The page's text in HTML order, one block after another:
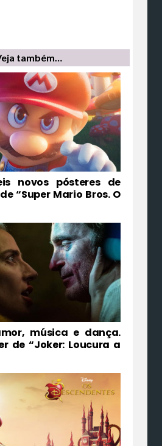
também…
novos pósteres de
“Super Mario Bros. O
música e dança.
de “Joker: Loucura a